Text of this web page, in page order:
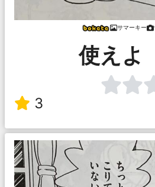
サマーキー
使え
3